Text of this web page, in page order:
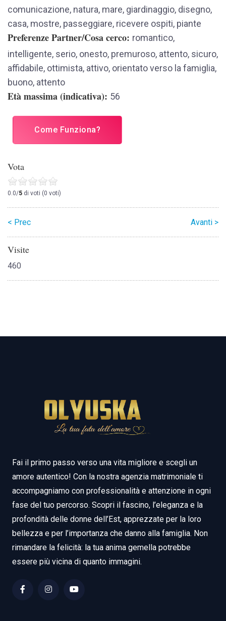
comunicazione, natura, mare, giardinaggio, disegno,
casa, mostre, passeggiare, ricevere ospiti, piante
Preferenze Partner/Cosa cerco romantico,
intelligente, serio, onesto, premuroso, attento, sicuro,
affidabile, ottimista, attivo, orientato verso la famiglia,
buono, attento
Età massima (indicativa) 56
Come Funziona?
Vota
0.0/5 di voti (0 voti)
< Prec Avanti >
Visite
460
Fai il primo passo verso una vita migliore e scegli un
amore autentico! Con la nostra agenzia matrimoniale ti
accompagniamo con professionalità e attenzione in ogni
fase del tuo percorso. Scopri il fascino, l’eleganza e la
profondità delle donne dell’Est, apprezzate per la loro
bellezza e per l’importanza che danno alla famiglia. Non
rimandare la felicità: la tua anima gemella potrebbe
essere più vicina di quanto immagini.